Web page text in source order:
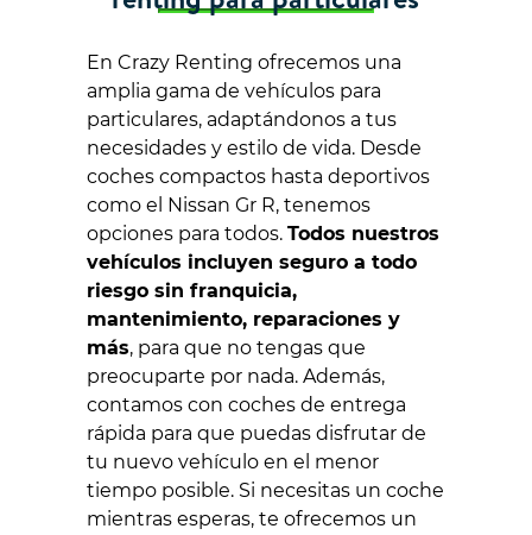
En Crazy Renting ofrecemos una
amplia gama de vehículos para
particulares, adaptándonos a tus
necesidades y estilo de vida. Desde
coches compactos hasta deportivos
como el Nissan Gr R, tenemos
opciones para todos. Todos nuestros
vehículos incluyen seguro a todo
riesgo sin franquicia,
mantenimiento, reparaciones y
más, para que no tengas que
preocuparte por nada. Además,
contamos con coches de entrega
rápida para que puedas disfrutar de
tu nuevo vehículo en el menor
tiempo posible. Si necesitas un coche
mientras esperas, te ofrecemos un